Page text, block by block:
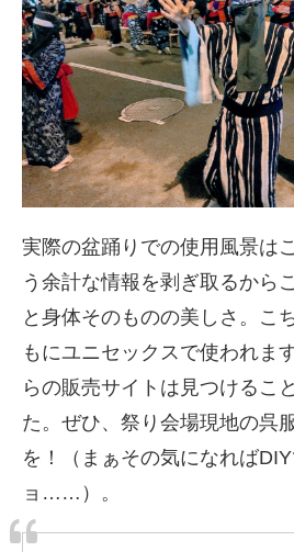
実際の盆踊りでの使用風景は
う余計な情報を剥ぎ取るから
と身体そのものの美しさ。こ
もにユニセックスで使われま
らの販売サイトは見つけるこ
た。ぜひ、祭り会場現地の呉
を！（まぁその気になれば
ョ……）。